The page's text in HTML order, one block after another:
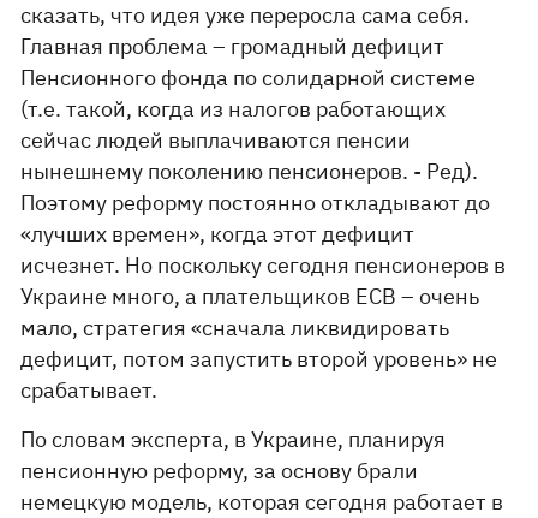
сказать, что идея уже переросла сама себя.
Главная проблема – громадный дефицит
Пенсионного фонда по солидарной системе
(т.е. такой, когда из налогов работающих
сейчас людей выплачиваются пенсии
нынешнему поколению пенсионеров. - Ред).
Поэтому реформу постоянно откладывают до
«лучших времен», когда этот дефицит
исчезнет. Но поскольку сегодня пенсионеров в
Украине много, а плательщиков ЕСВ – очень
мало, стратегия «сначала ликвидировать
дефицит, потом запустить второй уровень» не
срабатывает.
По словам эксперта, в Украине, планируя
пенсионную реформу, за основу брали
немецкую модель, которая сегодня работает в